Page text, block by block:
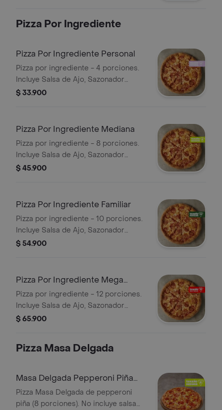
Pizza Por Ingrediente
Pizza Por Ingrediente Personal
Pizza por ingrediente - 4 porciones.
Incluye Salsa de Ajo, Sazonador
Pimienta Roja y Pepperoncini.
$ 33.900
Pizza Por Ingrediente Mediana
Pizza por ingrediente - 8 porciones.
Incluye Salsa de Ajo, Sazonador
Pimienta Roja y Pepperoncini.
$ 45.900
Pizza Por Ingrediente Familiar
Pizza por ingrediente - 10 porciones.
Incluye Salsa de Ajo, Sazonador
Pimienta Roja y Pepperoncini.
$ 54.900
Pizza Por Ingrediente Mega
Familiar
Pizza por ingrediente - 12 porciones.
Incluye Salsa de Ajo, Sazonador
Pimienta Roja y Pepperoncini.
$ 65.900
Pizza Masa Delgada
Masa Delgada Pepperoni Piña
Mediana
Pizza Masa Delgada de pepperoni
piña (8 porciones). No incluye salsa